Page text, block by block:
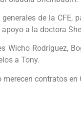
de la CFE,
a la doctora
Wicho Rodríguez,
a Tony.
contratos en